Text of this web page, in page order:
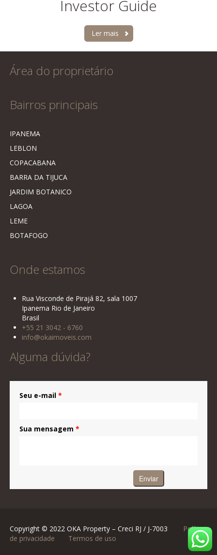
Investor Guide
Ler mais
Área do proprietário
Bairros principais
IPANEMA
LEBLON
COPACABANA
BARRA DA TIJUCA
JARDIM BOTANICO
LAGOA
LEME
BOTAFOGO
Onde estamos
Rua Visconde de Pirajá 82, sala 1007
Ipanema Rio de Janeiro
Brasil
+55 21 3042 - 6760
info@okaimoveis.com
Alguma dúvida?
Seu e-mail *
Sua mensagem *
Copyright © 2022 OKA Property – Creci RJ / J-7003
Política
de privacidade
Termos de uso